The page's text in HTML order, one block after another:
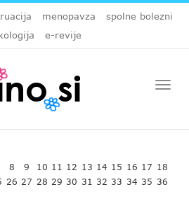
menopavza
spolne bolezni
e-revije
8 9 10 11 12 13 14 15 16 17 18
26 27 28 29 30 31 32 33 34 35 36